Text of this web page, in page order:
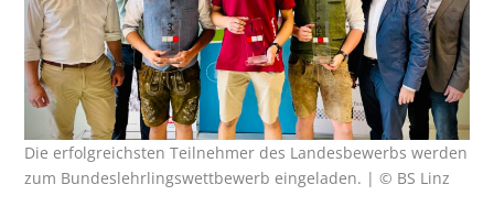
Die erfolgreichsten Teilnehmer des Landesbewerbs werden
zum Bundeslehrlingswettbewerb eingeladen. | © BS Linz